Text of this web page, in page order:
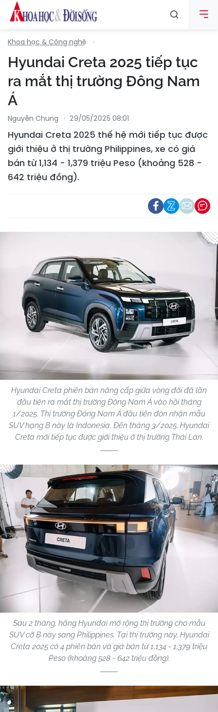
Khoa học & Công nghệ
Hyundai Creta 2025 tiếp tục
ra mắt thị trường Đông Nam
Á
Nguyễn Chung 29/05/2025 08:01
Hyundai Creta 2025 thế hệ mới tiếp tục được
giới thiệu ở thị trường Philippines, xe có giá
bán từ 1,134 - 1,379 triệu Peso (khoảng 528 -
642 triệu đồng).
Hyundai Creta phiên bản nâng cấp giữa vòng đời đã lần
đầu tiên ra mắt thị trường Đông Nam Á vào hồi tháng
1/2025. Thị trường Đông Nam Á đầu tiên đón nhận mẫu
SUV hạng B này là Indonesia. Đến tháng 3/2025, Hyundai
Creta mới tiếp tục được giới thiệu ở thị trường Thái Lan.
Sau 2 tháng, hãng Hyundai mở rộng thị trường cho mẫu
SUV cỡ B này sang Philippines. Tại thị trường này, Hyundai
Creta 2025 có 4 phiên bản và giá bán từ 1,134 - 1,379 triệu
Peso (khoảng 528 - 642 triệu đồng).